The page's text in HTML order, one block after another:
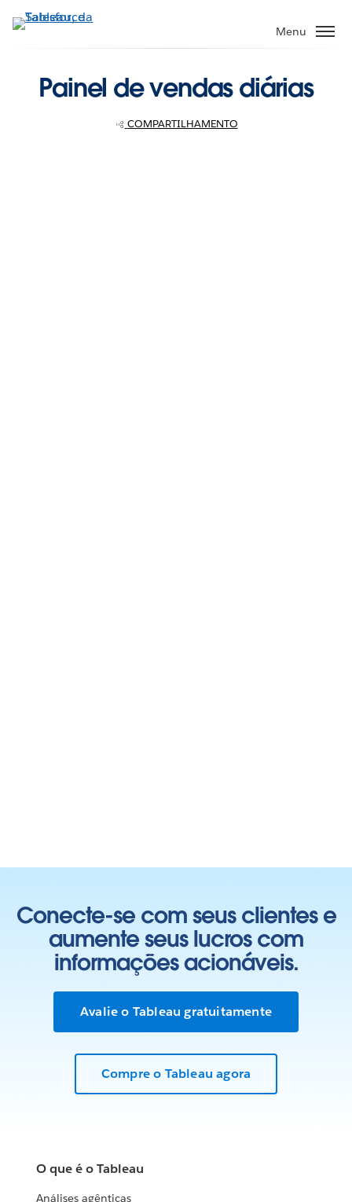
Pular
para
principal
Menu
Painel de vendas diárias
COMPARTILHAMENTO
Conecte-se com seus clientes e
aumente seus lucros com
informações acionáveis.
Avalie o Tableau gratuitamente
Compre o Tableau agora
O que é o Tableau
Análises agênticas